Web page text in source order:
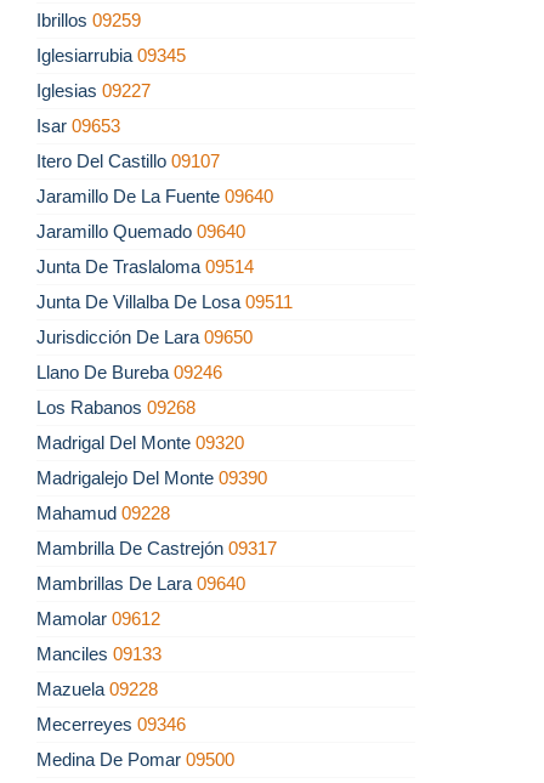
Ibrillos 09259
Iglesiarrubia 09345
Iglesias 09227
Isar 09653
Itero Del Castillo 09107
Jaramillo De La Fuente 09640
Jaramillo Quemado 09640
Junta De Traslaloma 09514
Junta De Villalba De Losa 09511
Jurisdicción De Lara 09650
Llano De Bureba 09246
Los Rabanos 09268
Madrigal Del Monte 09320
Madrigalejo Del Monte 09390
Mahamud 09228
Mambrilla De Castrejón 09317
Mambrillas De Lara 09640
Mamolar 09612
Manciles 09133
Mazuela 09228
Mecerreyes 09346
Medina De Pomar 09500